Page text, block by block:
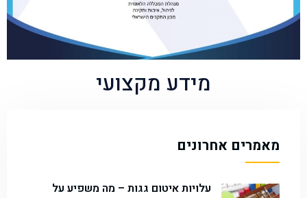
מידע מקצועי
מאמרים אחרונים
עלויות איטום גגות – מה משפיע על